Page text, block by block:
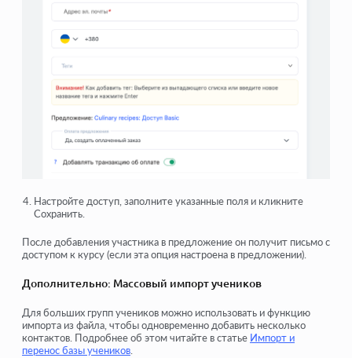
Настройте доступ, заполните указанные поля и кликните
Сохранить.
После добавления участника в предложение он получит письмо с
доступом к курсу (если эта опция настроена в предложении).
Дополнительно: Массовый импорт учеников
Для больших групп учеников можно использовать и функцию
импорта из файла, чтобы одновременно добавить несколько
контактов. Подробнее об этом читайте в статье Импорт и
перенос базы учеников.